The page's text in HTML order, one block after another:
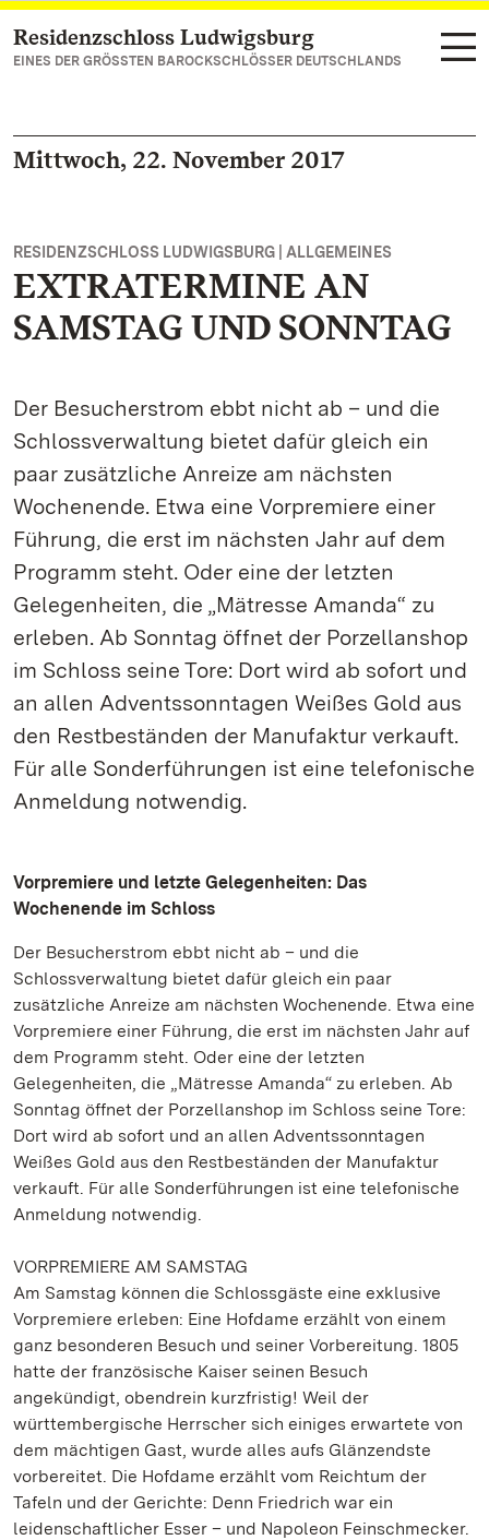
Zum Hauptinhalt springen
Residenzschloss Ludwigsburg
EINES DER GRÖSSTEN BAROCKSCHLÖSSER DEUTSCHLANDS
Mittwoch, 22. November 2017
RESIDENZSCHLOSS LUDWIGSBURG | ALLGEMEINES
EXTRATERMINE AN
SAMSTAG UND SONNTAG
Der Besucherstrom ebbt nicht ab – und die
Schlossverwaltung bietet dafür gleich ein
paar zusätzliche Anreize am nächsten
Wochenende. Etwa eine Vorpremiere einer
Führung, die erst im nächsten Jahr auf dem
Programm steht. Oder eine der letzten
Gelegenheiten, die „Mätresse Amanda“ zu
erleben. Ab Sonntag öffnet der Porzellanshop
im Schloss seine Tore: Dort wird ab sofort und
an allen Adventssonntagen Weißes Gold aus
den Restbeständen der Manufaktur verkauft.
Für alle Sonderführungen ist eine telefonische
Anmeldung notwendig.
Vorpremiere und letzte Gelegenheiten: Das
Wochenende im Schloss
Der Besucherstrom ebbt nicht ab – und die
Schlossverwaltung bietet dafür gleich ein paar
zusätzliche Anreize am nächsten Wochenende. Etwa eine
Vorpremiere einer Führung, die erst im nächsten Jahr auf
dem Programm steht. Oder eine der letzten
Gelegenheiten, die „Mätresse Amanda“ zu erleben. Ab
Sonntag öffnet der Porzellanshop im Schloss seine Tore:
Dort wird ab sofort und an allen Adventssonntagen
Weißes Gold aus den Restbeständen der Manufaktur
verkauft. Für alle Sonderführungen ist eine telefonische
Anmeldung notwendig.
VORPREMIERE AM SAMSTAG
Am Samstag können die Schlossgäste eine exklusive
Vorpremiere erleben: Eine Hofdame erzählt von einem
ganz besonderen Besuch und seiner Vorbereitung. 1805
hatte der französische Kaiser seinen Besuch
angekündigt, obendrein kurzfristig! Weil der
württembergische Herrscher sich einiges erwartete von
dem mächtigen Gast, wurde alles aufs Glänzendste
vorbereitet. Die Hofdame erzählt vom Reichtum der
Tafeln und der Gerichte: Denn Friedrich war ein
leidenschaftlicher Esser – und Napoleon Feinschmecker.